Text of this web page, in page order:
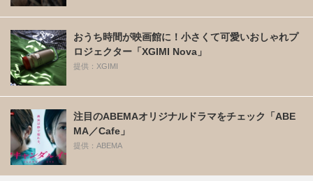
おうち時間が映画館に！小さくて可愛いおしゃれプ
ロジェクター「XGIMI Nova」
提供：XGIMI
注目のABEMAオリジナルドラマをチェック「ABE
MA／Cafe」
提供：ABEMA